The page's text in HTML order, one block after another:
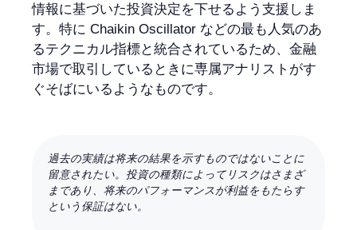
情報に基づいた投資決定を下せるよう支援しま
す。特に Chaikin Oscillator などの最も人気のあ
るテクニカル指標と統合されているため、金融
市場で取引しているときに専属アナリストがす
ぐそばにいるようなものです。
過去の実績は将来の結果を示すものではないことに
留意されたい。投資の種類によってリスクはさまざ
まであり、将来のパフォーマンスが利益をもたらす
という保証はない。